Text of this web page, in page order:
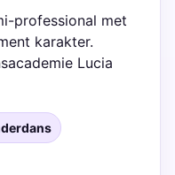
professional met
karakter.
Lucia